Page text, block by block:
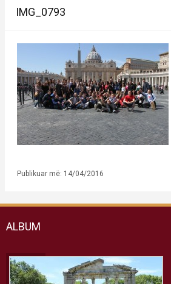
IMG_0793
Publikuar më: 14/04/2016
ALBUM